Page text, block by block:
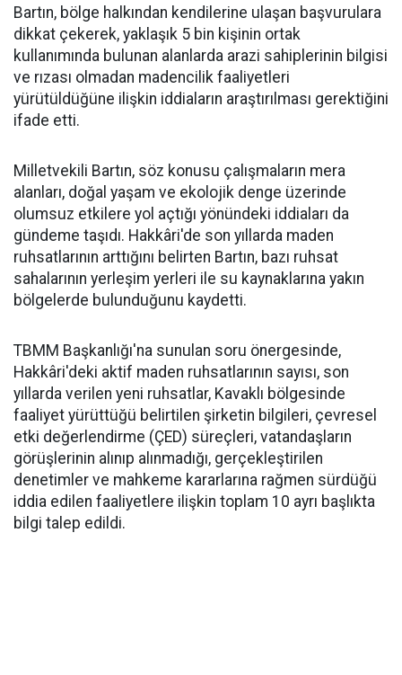
Bartın, bölge halkından kendilerine ulaşan başvurulara
dikkat çekerek, yaklaşık 5 bin kişinin ortak
kullanımında bulunan alanlarda arazi sahiplerinin bilgisi
ve rızası olmadan madencilik faaliyetleri
yürütüldüğüne ilişkin iddiaların araştırılması gerektiğini
ifade etti.
Milletvekili Bartın, söz konusu çalışmaların mera
alanları, doğal yaşam ve ekolojik denge üzerinde
olumsuz etkilere yol açtığı yönündeki iddiaları da
gündeme taşıdı. Hakkâri'de son yıllarda maden
ruhsatlarının arttığını belirten Bartın, bazı ruhsat
sahalarının yerleşim yerleri ile su kaynaklarına yakın
bölgelerde bulunduğunu kaydetti.
TBMM Başkanlığı'na sunulan soru önergesinde,
Hakkâri'deki aktif maden ruhsatlarının sayısı, son
yıllarda verilen yeni ruhsatlar, Kavaklı bölgesinde
faaliyet yürüttüğü belirtilen şirketin bilgileri, çevresel
etki değerlendirme (ÇED) süreçleri, vatandaşların
görüşlerinin alınıp alınmadığı, gerçekleştirilen
denetimler ve mahkeme kararlarına rağmen sürdüğü
iddia edilen faaliyetlere ilişkin toplam 10 ayrı başlıkta
bilgi talep edildi.